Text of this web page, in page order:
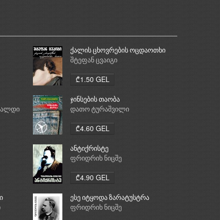
ქალის ცხოვრების ოცდაოთხი
საათი
შტეფან ცვაიგი
₾1.50 GEL
ჯინსების თაობა
დათო ტურაშვილი
₾4.60 GEL
ანტიქრისტე
ფრიდრიხ ნიცშე
₾4.90 GEL
ესე იტყოდა ზარატუსტრა
ფრიდრიხ ნიცშე